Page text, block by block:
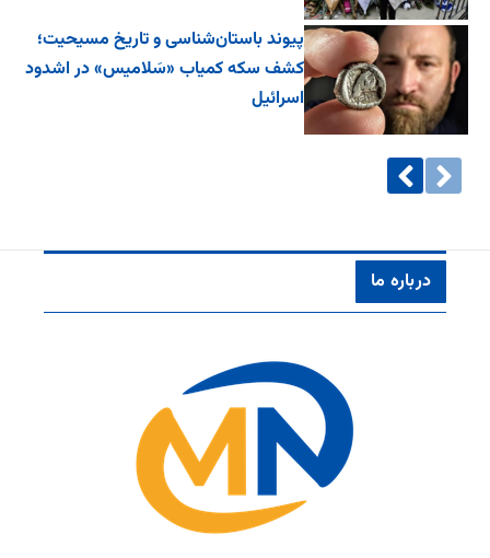
پیوند باستان‌شناسی و تاریخ مسیحیت؛
کشف سکه کمیاب «سَلامیس» در اشدود
اسرائیل
درباره ما